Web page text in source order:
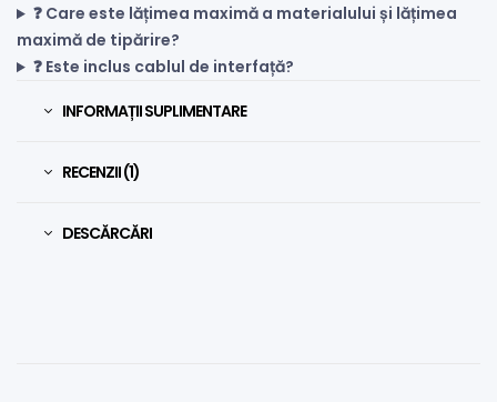
❓ Care este lățimea maximă a materialului și lățimea
maximă de tipărire?
❓ Este inclus cablul de interfață?
INFORMAȚII SUPLIMENTARE
RECENZII (1)
DESCĂRCĂRI